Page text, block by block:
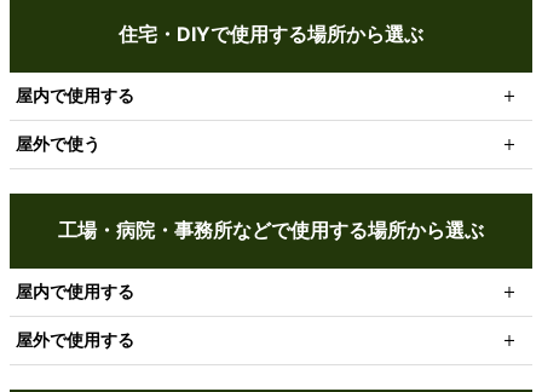
住宅・DIYで使用する場所から選ぶ
屋内で使用する
屋外で使う
工場・病院・事務所などで使用する場所から選ぶ
屋内で使用する
屋外で使用する